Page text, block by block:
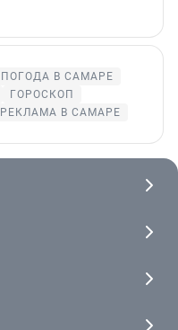
ПОГОДА В САМАРЕ
ГОРОСКОП
РЕКЛАМА В САМАРЕ